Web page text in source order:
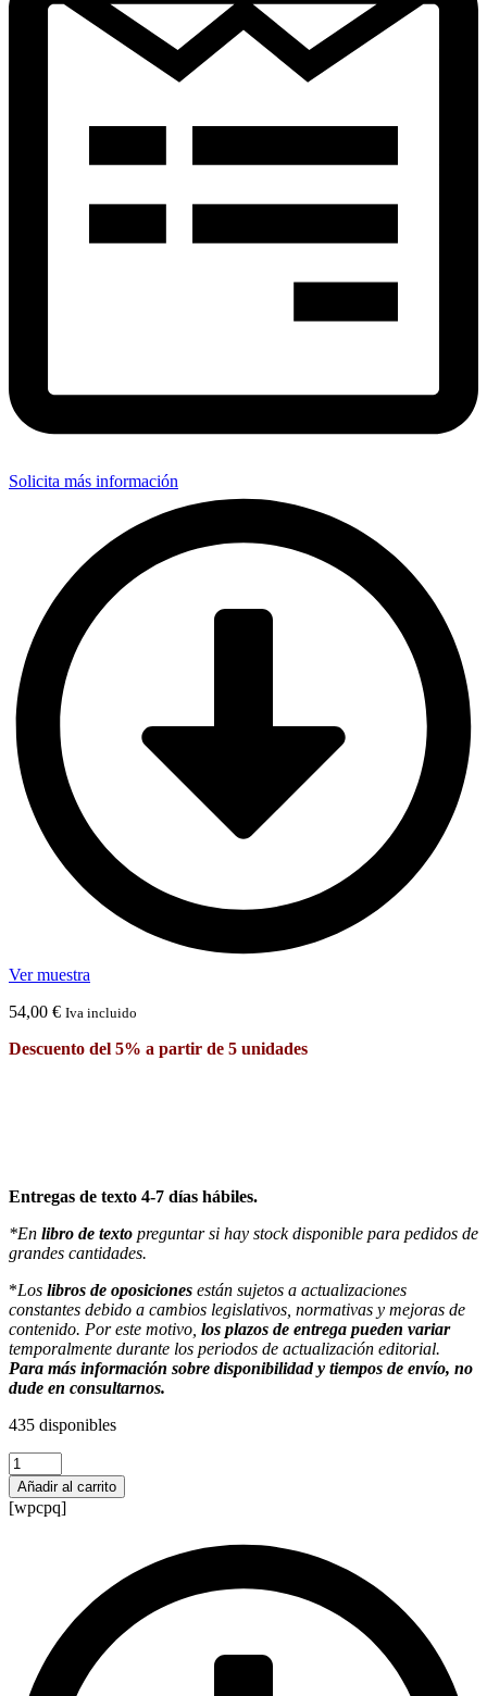
Solicita más información
Ver muestra
54,00 € Iva incluido
Descuento del 5% a partir de 5 unidades
Entregas de texto 4-7 días hábiles.
*En libro de texto preguntar si hay stock disponible para pedidos de
grandes cantidades.
*Los libros de oposiciones están sujetos a actualizaciones
constantes debido a cambios legislativos, normativas y mejoras de
contenido. Por este motivo, los plazos de entrega pueden variar
temporalmente durante los periodos de actualización editorial.
Para más información sobre disponibilidad y tiempos de envío, no
dude en consultarnos.
435 disponibles
Temari
Orientació
Educativa
I
cantidad
Añadir al carrito
[wpcpq]